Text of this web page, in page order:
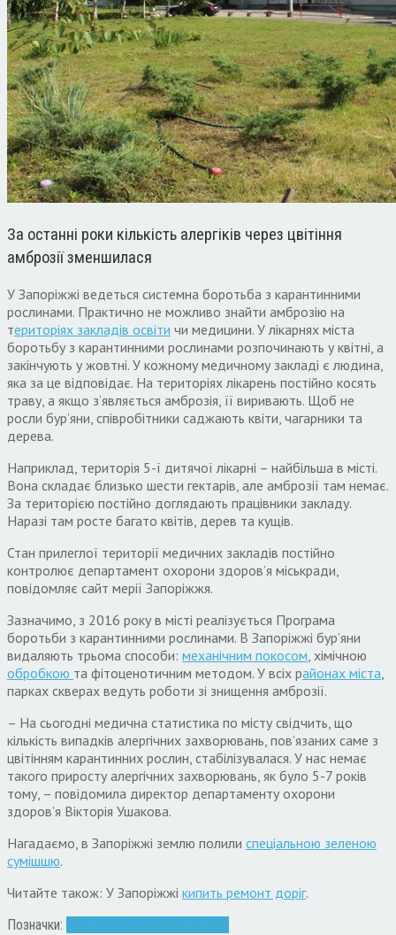
За останні роки кількість алергіків через цвітіння
амброзії зменшилася
У Запоріжжі ведеться системна боротьба з карантинними
рослинами. Практично не можливо знайти амброзію на
територіях закладів освіти чи медицини. У лікарнях міста
боротьбу з карантинними рослинами розпочинають у квітні, а
закінчують у жовтні. У кожному медичному закладі є людина,
яка за це відповідає. На територіях лікарень постійно косять
траву, а якщо з’являється амброзія, її виривають. Щоб не
росли бур’яни, співробітники саджають квіти, чагарники та
дерева.
Наприклад, територія 5-ї дитячої лікарні – найбільша в місті.
Вона складає близько шести гектарів, але амброзії там немає.
За територією постійно доглядають працівники закладу.
Наразі там росте багато квітів, дерев та кущів.
Стан прилеглої території медичних закладів постійно
контролює департамент охорони здоров’я міськради,
повідомляє сайт мерії Запоріжжя.
Зазначимо, з 2016 року в місті реалізується Програма
боротьби з карантинними рослинами. В Запоріжжі бур’яни
видаляють трьома способи: механічним покосом, хімічною
обробкою та фітоценотичним методом. У всіх районах міста,
парках скверах ведуть роботи зі знищення амброзії.
– На сьогодні медична статистика по місту свідчить, що
кількість випадків алергічних захворювань, пов’язаних саме з
цвітінням карантинних рослин, стабілізувалася. У нас немає
такого приросту алергічних захворювань, як було 5-7 років
тому, – повідомила директор департаменту охорони
здоров’я Вікторія Ушакова.
Нагадаємо, в Запоріжжі землю полили спеціальною зеленою
сумішшю.
Читайте також: У Запоріжжі кипить ремонт доріг.
Позначки: